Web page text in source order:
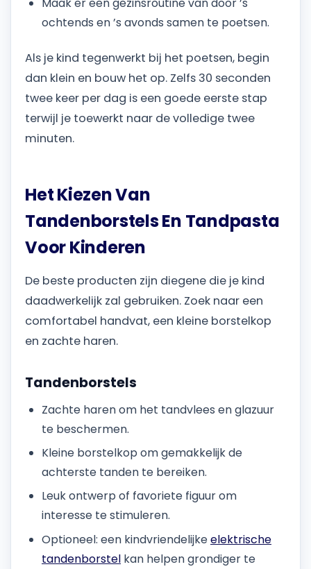
ochtends en ’s avonds samen te poetsen.
Als je kind tegenwerkt bij het poetsen, begin
dan klein en bouw het op. Zelfs 30 seconden
twee keer per dag is een goede eerste stap
terwijl je toewerkt naar de volledige twee
minuten.
Het Kiezen Van
Tandenborstels En Tandpasta
Voor Kinderen
De beste producten zijn diegene die je kind
daadwerkelijk zal gebruiken. Zoek naar een
comfortabel handvat, een kleine borstelkop
en zachte haren.
Tandenborstels
Zachte haren om het tandvlees en glazuur
te beschermen.
Kleine borstelkop om gemakkelijk de
achterste tanden te bereiken.
Leuk ontwerp of favoriete figuur om
interesse te stimuleren.
Optioneel: een kindvriendelijkeelektrische
tandenborstel kan helpen grondiger te